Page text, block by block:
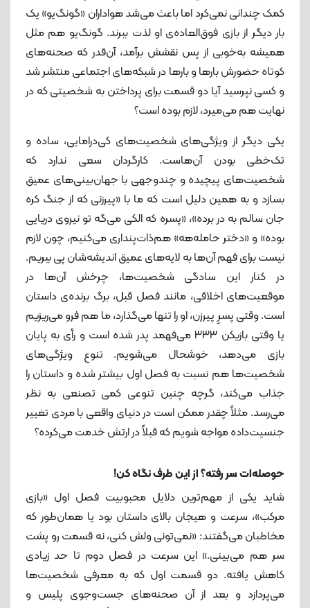
کمک چندانی نمی‌کرد اما باعث می‌شد هواداران «گونگ‌یو» یک
بار دیگر از بازی فوق‌العاده‌ی او لذت ببرند. گونگ‌یو هم مثل
همیشه به‌خوبی از پس نقشش برآمد، آن‌قدر که صحنه‌های
کوتاه حضورش بارها و بارها در شبکه‌های اجتماعی منتشر شد
و کسی نپرسید آیا دو قسمت برای پرداختن به شخصیتی که در
نهایت هم می‌میرد، لازم بوده است؟
یکی دیگر از ویژگی‌های شخصیت‌های کی‌درامایی، ساده و
تک‌خطی بودن آن‌هاست. کارگردان سعی ندارد که
شخصیت‌های پیچیده و چندوجهی با جهان‌بینی‌های عمیق
بسازد و به همین دلیل است که ما با «پیرزنی که از جنگ کره
جان سالم به در برده»، «پسره که الکی می‌گه تو نیروی دریایی
بوده» و «دختر حامله‌هه» هم‌ذات‌پنداری می‌کنیم، چون لازم
نیست برای فهم آن‌ها به لایه‌های عمیق اندیشه‌‌شان پی ببریم.
در کنار این سادگی شخصیت‌ها، چرخش آن‌ها در
موقعیت‌های اخلاقی، مانند فصل قبل، برگ برنده‌ی داستان
است. وقتی پسرِ پیرزن، او را تنها می‌گذارد، ما هم فرو می‌ریزیم
یا وقتی بازیکن ۳۳۳ می‌فهمد پدر شده است و رأی به پایان
بازی می‌دهد، خوشحال می‌شویم. تنوع ویژگی‌های
شخصیت‌ها هم نسبت به فصل اول بیشتر شده و داستان را
جذاب می‌کند، گرچه چنین تنوعی کمی تصنعی به نظر
می‌رسد. مثلاً چقدر ممکن است در دنیای واقعی با مردی تغییر
جنسیت‌داده مواجه شویم که قبلاً در ارتش خدمت می‌کرده؟
حوصله‌ات سر رفته؟ از این طرف نگاه کن!
شاید یکی از مهم‌ترین دلایل محبوبیت فصل اول «بازی
مرکب»، سرعت و هیجان بالای داستان بود یا همان‌طور که
مخاطبان می‌گفتند: «نمی‌تونی ولش کنی، نه قسمت رو پشت
سر هم می‌بینی.» این سرعت در فصل دوم تا حد زیادی
کاهش یافته. دو قسمت اول که به معرفی شخصیت‌ها
می‌پردازد و بعد از آن صحنه‌های جست‌وجوی پلیس و